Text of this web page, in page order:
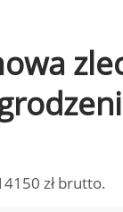
zł brutto.